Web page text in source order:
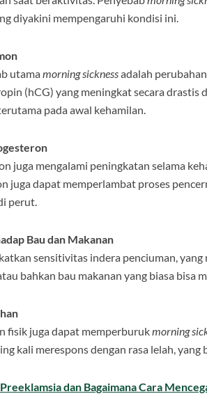
diyakini mempengaruhi kondisi ini.
utamamorning sicknessadalah
(hCG) yang meningkat secara
pada awal kehamilan.
juga mengalami peningkatan selama
juga dapat memperlambat proses
perut.
Bau dan Makanan
sensitivitas indera penciuman,
bahkan bau makanan yang biasa bisa
fisik juga dapat memperburukmorning
kali merespons dengan rasa lelah, yang
dan Bagaimana Cara